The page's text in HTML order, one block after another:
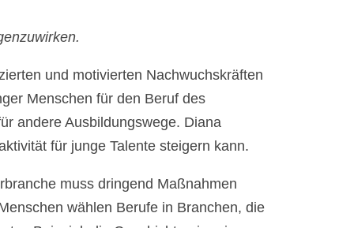
und motivierten Nachwuchskräften
Menschen für den Beruf des
andere Ausbildungswege. Diana
für junge Talente steigern kann.
muss dringend Maßnahmen
wählen Berufe in Branchen, die